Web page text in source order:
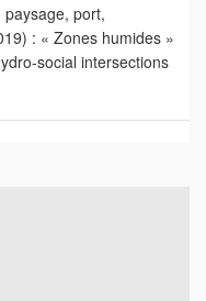
port,
: « Zones humides »
social intersections